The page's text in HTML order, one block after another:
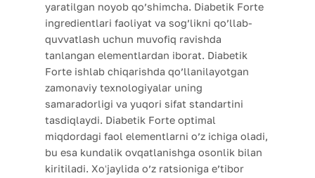
yaratilgan noyob qo’shimcha. Diabetik Forte
ingredientlari faoliyat va sog’likni qo’llab-
quvvatlash uchun muvofiq ravishda
tanlangan elementlardan iborat. Diabetik
Forte ishlab chiqarishda qo’llanilayotgan
zamonaviy texnologiyalar uning
samaradorligi va yuqori sifat standartini
tasdiqlaydi. Diabetik Forte optimal
miqdordagi faol elementlarni o’z ichiga oladi,
bu esa kundalik ovqatlanishga osonlik bilan
kiritiladi. Xoʻjaylida o’z ratsioniga e’tibor